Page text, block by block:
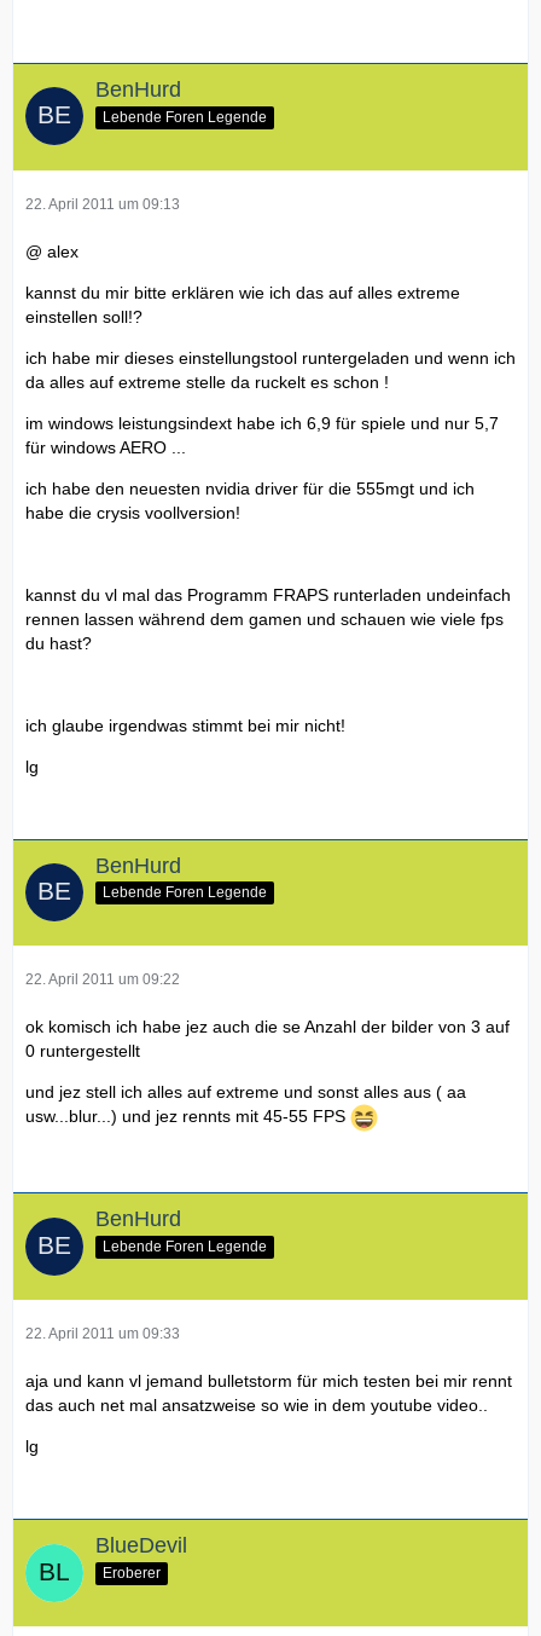
BenHurd
Lebende Foren Legende
22. April 2011 um 09:13
@ alex
kannst du mir bitte erklären wie ich das auf alles extreme
einstellen soll!?
ich habe mir dieses einstellungstool runtergeladen und wenn ich
da alles auf extreme stelle da ruckelt es schon !
im windows leistungsindext habe ich 6,9 für spiele und nur 5,7
für windows AERO ...
ich habe den neuesten nvidia driver für die 555mgt und ich
habe die crysis voollversion!
kannst du vl mal das Programm FRAPS runterladen undeinfach
rennen lassen während dem gamen und schauen wie viele fps
du hast?
ich glaube irgendwas stimmt bei mir nicht!
lg
BenHurd
Lebende Foren Legende
22. April 2011 um 09:22
ok komisch ich habe jez auch die se Anzahl der bilder von 3 auf
0 runtergestellt
und jez stell ich alles auf extreme und sonst alles aus ( aa
usw...blur...) und jez rennts mit 45-55 FPS
BenHurd
Lebende Foren Legende
22. April 2011 um 09:33
aja und kann vl jemand bulletstorm für mich testen bei mir rennt
das auch net mal ansatzweise so wie in dem youtube video..
lg
BlueDevil
Eroberer